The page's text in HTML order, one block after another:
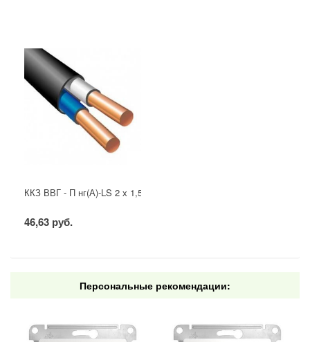
ККЗ ВВГ - П нг(А)-LS 2 х 1,5 ГОСТ
46,63 руб.
Персональные рекомендации: